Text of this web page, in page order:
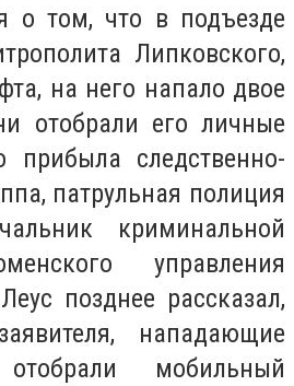
о том, что в подъезде
Липковского,
на него напало двое
отобрали его личные
следственно-
патрульная полиция
криминальной
управления
позднее рассказал,
нападающие
мобильный